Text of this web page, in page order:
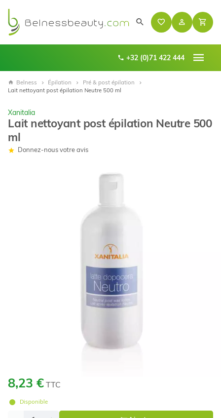
+32 (0)71 422 444
Belness Épilation
Pré & post épilation
Lait nettoyant post épilation Neutre 500 ml
Xanitalia
Lait nettoyant post épilation Neutre 500
ml
Donnez-nous votre avis
8,23 € TTC
Disponible